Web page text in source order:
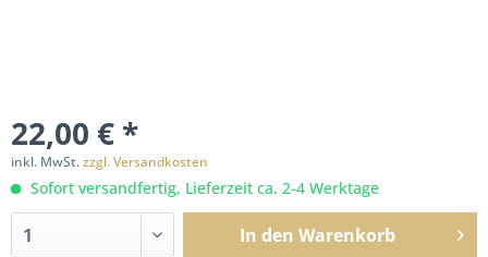
22,00 € *
inkl. MwSt.zzgl. Versandkosten
Sofort versandfertig, Lieferzeit ca. 2-4 Werktage
In den Warenkorb